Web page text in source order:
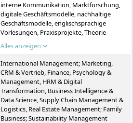
interne Kommunikation, Marktforschung,
digitale Geschäftsmodelle, nachhaltige
Geschäftsmodelle, englischsprachige
Vorlesungen, Praxisprojekte, Theorie-
Praxis-Dialog, Auslandsmodul Dublin,
internationales Doppelabschlussprogramm,
Soft Skills
Alles anzeigen
International Management; Marketing,
CRM & Vertrieb, Finance, Psychology &
Management, HRM & Digital
Transformation, Business Intelligence &
Data Science, Supply Chain Management &
Logistics, Real Estate Management; Family
Business; Sustainability Management